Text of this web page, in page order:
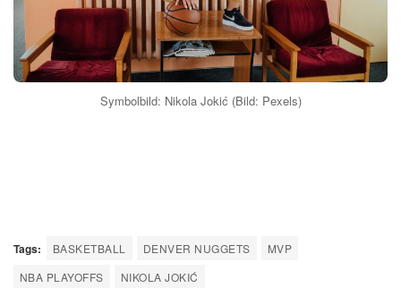
Symbolbild: Nikola Jokić (Bild: Pexels)
Tags: BASKETBALL DENVER NUGGETS
MVP
NBA PLAYOFFS
NIKOLA JOKIĆ